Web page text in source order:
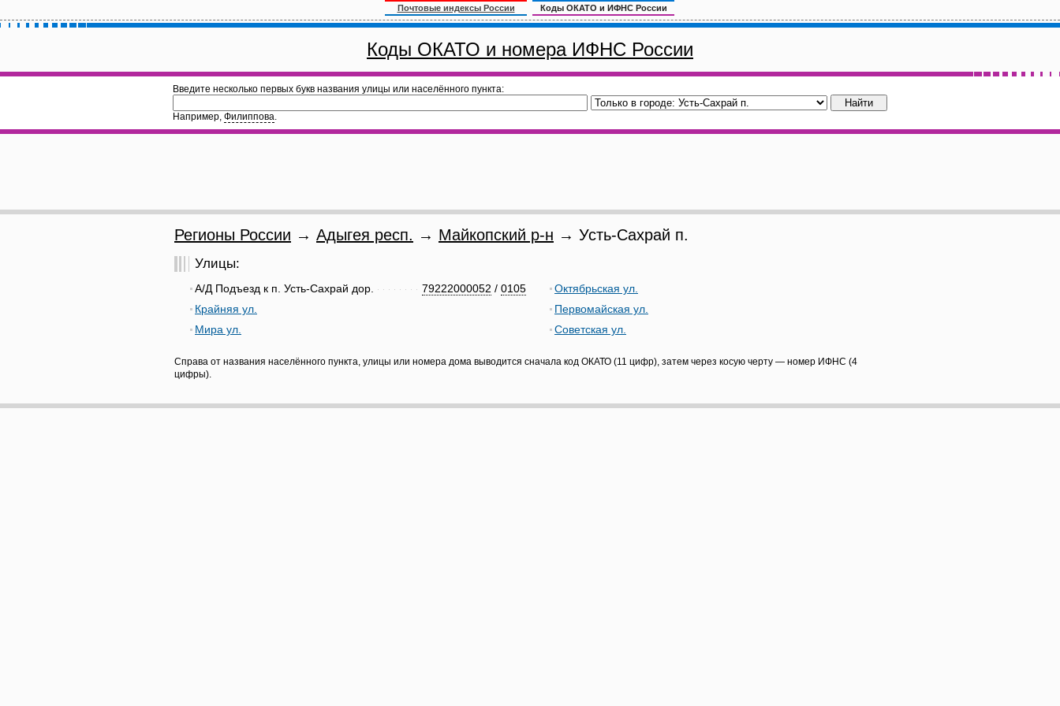
Почтовые индексы России Коды ОКАТО и ИФНС России
Коды ОКАТО и номера ИФНС России
Введите несколько первых букв названия улицы или населённого пункта:
Например, Филиппова.
Регионы России → Адыгея респ. → Майкопский р-н → Усть-Сахрай п.
Улицы:
79222000052 / 0105
А/Д Подъезд к п. Усть-Сахрай дор.
Крайняя ул.
Мира ул.
Октябрьская ул.
Первомайская ул.
Советская ул.
Справа от названия населённого пункта, улицы или номера дома выводится сначала код ОКАТО (11 цифр), затем через косую черту — номер ИФНС (4
цифры).